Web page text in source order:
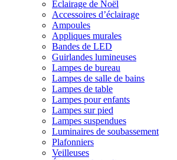
Éclairage de Noël
Accessoires d’éclairage
Ampoules
Appliques murales
Bandes de LED
Guirlandes lumineuses
Lampes de bureau
Lampes de salle de bains
Lampes de table
Lampes pour enfants
Lampes sur pied
Lampes suspendues
Luminaires de soubassement
Plafonniers
Veilleuses